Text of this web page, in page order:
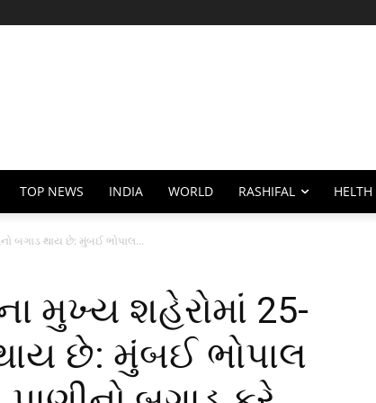
TOP NEWS INDIA WORLD RASHIFAL HELTH
બગાડ થાય છે: મુંબઈ ભોપાલ...
મુખ્ય શહેરોમાં 25-
છે: મુંબઈ ભોપાલ